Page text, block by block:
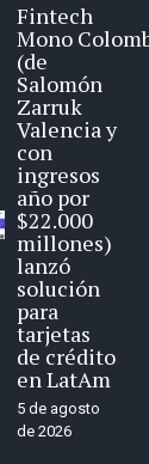
Fintech
Mono
(de
Salomón
Zarruk
Valencia y
con
ingresos
año por
$22.000
millones)
lanzó
solución
para
tarjetas
de crédito
en LatAm
5 de agosto
de 2026